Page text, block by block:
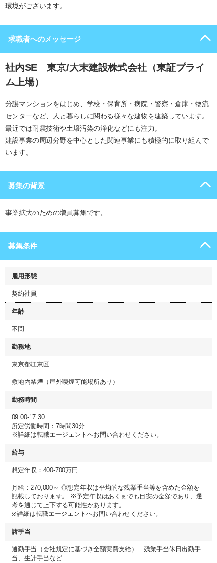
環境がございます。
求職者へのメッセージ
社内SE 東京/大末建設株式会社（東証プライ
ム上場）
分譲マンションをはじめ、学校・保育所・病院・警察・倉庫・物流
センターなど、人と暮らしに関わる様々な建物を建築しています。
最近では耐震技術や土壌汚染の浄化などにも注力。
建設事業の周辺分野を中心とした関連事業にも積極的に取り組んで
います。
募集の背景
事業拡大のための増員募集です。
募集条件
雇用形態
契約社員
年齢
不問
勤務地
東京都江東区
敷地内禁煙（屋外喫煙可能場所あり）
勤務時間
09:00-17:30
所定労働時間：7時間30分
※詳細は転職エージェントへお問い合わせください。
給与
想定年収：400-700万円
月給：270,000～ ◎想定年収は平均的な残業手当等を含めた金額を
記載しております。 ※予定年収はあくまでも目安の金額であり、選
考を通じて上下する可能性があります。
※詳細は転職エージェントへお問い合わせください。
諸手当
通勤手当（会社規定に基づき全額実費支給）、残業手当休日出勤手
当、生計手当など